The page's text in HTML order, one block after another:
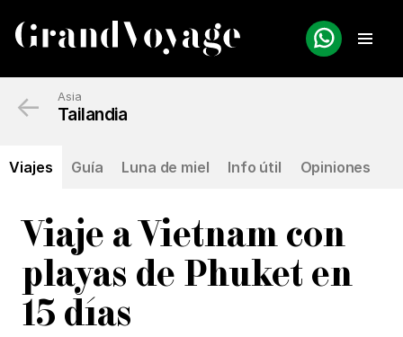
Asia
Tailandia
Viajes Guía Luna de miel Info útil Opiniones
←
Viaje a Vietnam con
playas de Phuket en
15 días